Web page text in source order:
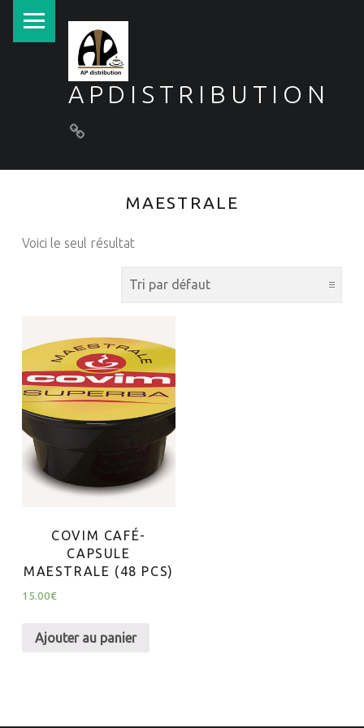
APDISTRIBUTION
MAESTRALE
Voici le seul résultat
COVIM CAFÉ-
CAPSULE
MAESTRALE (48 PCS)
15.00€
Ajouter au panier